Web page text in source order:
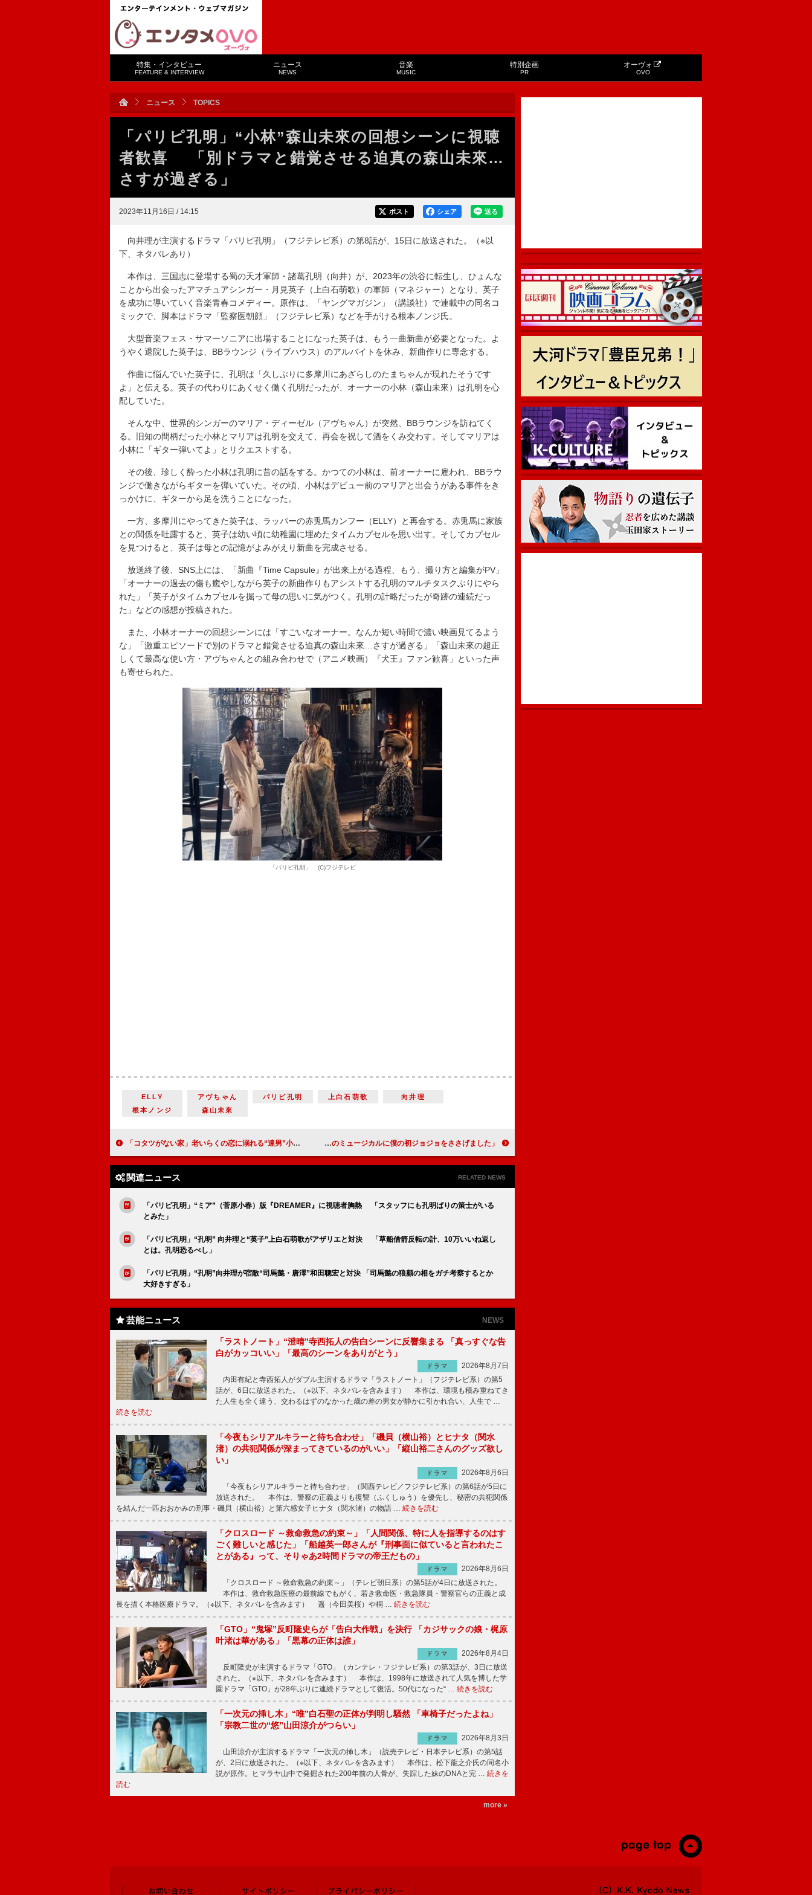
特集・インタビュー
FEATURE & INTERVIEW
ニュース
NEWS
音楽
MUSIC
特別企画
PR
オーヴォ
OVO
ニュース TOPICS
「パリピ孔明」“小林”森山未來の回想シーンに視聴
者歓喜 「別ドラマと錯覚させる迫真の森山未來…
さすが過ぎる」
2023年11月16日 / 14:15 送る
シェア
ポスト
向井理が主演するドラマ「パリピ孔明」（フジテレビ系）の第8話が、15日に放送された。（※以
下、ネタバレあり）
本作は、三国志に登場する蜀の天才軍師・諸葛孔明（向井）が、2023年の渋谷に転生し、ひょんな
ことから出会ったアマチュアシンガー・月見英子（上白石萌歌）の軍師（マネジャー）となり、英子
を成功に導いていく音楽青春コメディー。原作は、「ヤングマガジン」（講談社）で連載中の同名コ
ミックで、脚本はドラマ「監察医朝顔」（フジテレビ系）などを手がける根本ノンジ氏。
大型音楽フェス・サマーソニアに出場することになった英子は、もう一曲新曲が必要となった。よ
うやく退院した英子は、BBラウンジ（ライブハウス）のアルバイトを休み、新曲作りに専念する。
作曲に悩んでいた英子に、孔明は「久しぶりに多摩川にあざらしのたまちゃんが現れたそうです
よ」と伝える。英子の代わりにあくせく働く孔明だったが、オーナーの小林（森山未來）は孔明を心
配していた。
そんな中、世界的シンガーのマリア・ディーゼル（アヴちゃん）が突然、BBラウンジを訪ねてく
る。旧知の間柄だった小林とマリアは孔明を交えて、再会を祝して酒をくみ交わす。そしてマリアは
小林に「ギター弾いてよ」とリクエストする。
その後、珍しく酔った小林は孔明に昔の話をする。かつての小林は、前オーナーに雇われ、BBラウ
ンジで働きながらギターを弾いていた。その頃、小林はデビュー前のマリアと出会うがある事件をき
っかけに、ギターから足を洗うことになった。
一方、多摩川にやってきた英子は、ラッパーの赤兎馬カンフー（ELLY）と再会する。赤兎馬に家族
との関係を吐露すると、英子は幼い頃に幼稚園に埋めたタイムカプセルを思い出す。そしてカプセル
を見つけると、英子は母との記憶がよみがえり新曲を完成させる。
放送終了後、SNS上には、「新曲『Time Capsule』が出来上がる過程、もう、撮り方と編集がPV」
「オーナーの過去の傷も癒やしながら英子の新曲作りもアシストする孔明のマルチタスクぶりにやら
れた」「英子がタイムカプセルを掘って母の思いに気がつく。孔明の計略だったが奇跡の連続だっ
た」などの感想が投稿された。
また、小林オーナーの回想シーンには「すごいなオーナー。なんか短い時間で濃い映画見てるよう
な」「激重エピソードで別のドラマと錯覚させる迫真の森山未來…さすが過ぎる」「森山未來の超正
しくて最高な使い方・アヴちゃんとの組み合わせで（アニメ映画）『犬王』ファン歓喜」といった声
も寄せられた。
「パリピ孔明」 (C)フジテレビ
ELLY アヴちゃん パリピ孔明 上白石萌歌
向井理
根本ノンジ
森山未來
「コタツがない家」老いらくの恋に溺れる“達男”小林薫が「面白過ぎる」 「『渡鬼』みたいなシリーズものにしてほしい」 宮野真守、「ジョジョ」ディオ・ブランドー役に「この上ない喜び」 「このミュージカルに僕の初ジョジョをささげました」
関連ニュース RELATED NEWS
「パリピ孔明」“ミア”（菅原小春）版『DREAMER』に視聴者胸熱 「スタッフにも孔明ばりの策士がいる
とみた」
「パリピ孔明」“孔明” 向井理と“英子”上白石萌歌がアザリエと対決 「草船借箭反転の計、10万いいね返し
とは。孔明恐るべし」
「パリピ孔明」“孔明”向井理が宿敵“司馬懿・唐澤”和田聰宏と対決 「司馬懿の狼顧の相をガチ考察するとか
大好きすぎる」
芸能ニュース NEWS
「ラストノート」“澄晴”寺西拓人の告白シーンに反響集まる 「真っすぐな告
白がカッコいい」「最高のシーンをありがとう」
ドラマ
2026年8月7日
内田有紀と寺西拓人がダブル主演するドラマ「ラストノート」（フジテレビ系）の第5
話が、6日に放送された。（※以下、ネタバレを含みます） 本作は、環境も積み重ねてき
た人生も全く違う、交わるはずのなかった歳の差の男女が静かに引かれ合い、人生で …
続きを読む
「今夜もシリアルキラーと待ち合わせ」「磯貝（横山裕）とヒナタ（関水
渚）の共犯関係が深まってきているのがいい」「縦山裕二さんのグッズ欲し
い」
ドラマ
2026年8月6日
「今夜もシリアルキラーと待ち合わせ」（関西テレビ／フジテレビ系）の第6話が5日に
放送された。 本作は、警察の正義よりも復讐（ふくしゅう）を優先し、秘密の共犯関係
を結んだ一匹おおかみの刑事・磯貝（横山裕）と第六感女子ヒナタ（関水渚）の物語 … 続きを読む
「クロスロード ～救命救急の約束～」「人間関係、特に人を指導するのはす
ごく難しいと感じた」「船越英一郎さんが『刑事面に似ていると言われたこ
とがある』って、そりゃあ2時間ドラマの帝王だもの」
ドラマ
2026年8月6日
「クロスロード ～救命救急の約束～」（テレビ朝日系）の第5話が4日に放送された。
本作は、救命救急医療の最前線でもがく、若き救命医・救急隊員・警察官らの正義と成
長を描く本格医療ドラマ。（※以下、ネタバレを含みます） 遥（今田美桜）や桐 … 続きを読む
「GTO」“鬼塚”反町隆史らが「告白大作戦」を決行 「カジサックの娘・梶原
叶渚は華がある」「黒幕の正体は誰」
ドラマ
2026年8月4日
反町隆史が主演するドラマ「GTO」（カンテレ・フジテレビ系）の第3話が、3日に放送
された。（※以下、ネタバレを含みます） 本作は、1998年に放送されて人気を博した学
園ドラマ「GTO」が28年ぶりに連続ドラマとして復活。50代になった“ … 続きを読む
「一次元の挿し木」“唯”白石聖の正体が判明し騒然 「車椅子だったよね」
「宗教二世の“悠”山田涼介がつらい」
ドラマ
2026年8月3日
山田涼介が主演するドラマ「一次元の挿し木」（読売テレビ・日本テレビ系）の第5話
が、2日に放送された。（※以下、ネタバレを含みます） 本作は、松下龍之介氏の同名小
説が原作。ヒマラヤ山中で発掘された200年前の人骨が、失踪した妹のDNAと完 … 続きを
読む
more »